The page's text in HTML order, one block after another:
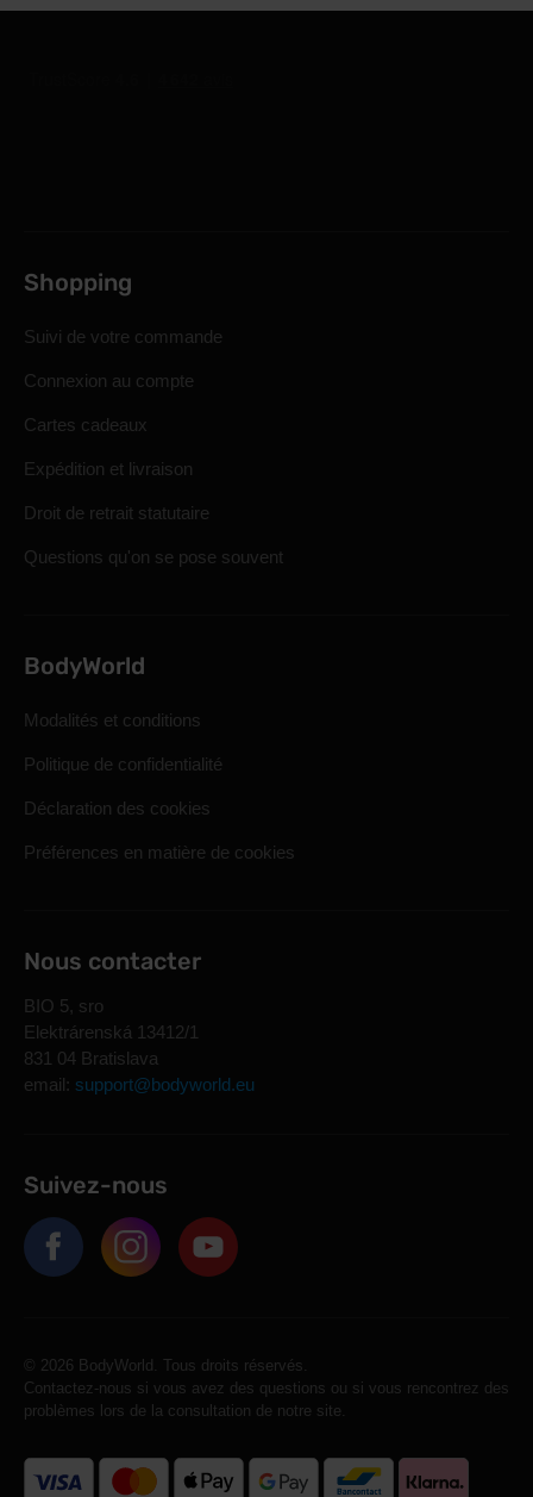
Shopping
Suivi de votre commande
Connexion au compte
Cartes cadeaux
Expédition et livraison
Droit de retrait statutaire
Questions qu'on se pose souvent
BodyWorld
Modalités et conditions
Politique de confidentialité
Déclaration des cookies
Préférences en matière de cookies
Nous contacter
BIO 5, sro
Elektrárenská 13412/1
831 04 Bratislava
email: support@bodyworld.eu
Suivez-nous
© 2026 BodyWorld. Tous droits réservés.
Contactez-nous si vous avez des questions ou si vous rencontrez des
problèmes lors de la consultation de notre site.